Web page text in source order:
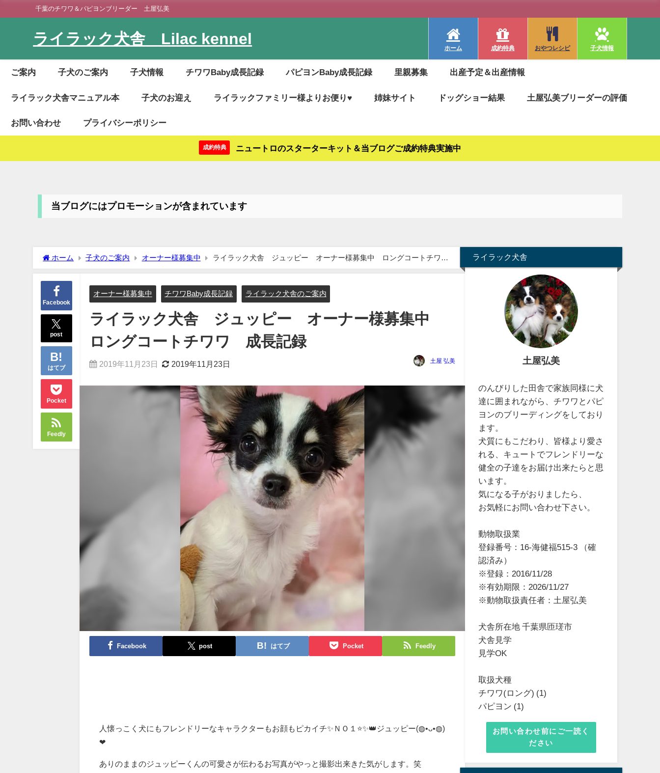
千葉のチワワ＆パピヨンブリーダー 土屋弘美
ライラック犬舎 Lilac kennel
ホーム 成約特典 おやつレシピ 子犬情報
ご案内 子犬のご案内 子犬情報 チワワBaby成長記録 パピヨンBaby成長記録 里親募集 出産予定＆出産情報
ライラック犬舎マニュアル本 子犬のお迎え ライラックファミリー様よりお便り♥ 姉妹サイト ドッグショー結果 土屋弘美ブリーダーの評価
お問い合わせ プライバシーポリシー
成約特典 ニュートロのスターターキット＆当ブログご成約特典実施中
当ブログにはプロモーションが含まれています
ホーム 子犬のご案内 オーナー様募集中
ライラック犬舎 ジュッピー オーナー様募集中 ロングコートチワ
ワ 成長記録
Facebook
post
はてブ
Pocket
Feedly
オーナー様募集中 チワワBaby成長記録 ライラック犬舎のご案内
ライラック犬舎 ジュッピー オーナー様募集中
ロングコートチワワ 成長記録
2019年11月23日 2019年11月23日 土屋 弘美
Facebook post はてブ Pocket Feedly
人懐っこく犬にもフレンドリーなキャラクターもお顔もピカイチ✨ＮＯ１⭐✨👑ジュッピー(◍•ᴗ•◍)
❤
ありのままのジュッピーくんの可愛さが伝わるお写真がやっと撮影出来きた気がします。笑
ライラック犬舎
土屋弘美
のんびりした田舎で家族同様に犬
達に囲まれながら、チワワとパピ
ヨンのブリーディングをしており
ます。
犬質にもこだわり、皆様より愛さ
れる、キュートでフレンドリーな
健全の子達をお届け出来たらと思
います。
気になる子がおりましたら、
お気軽にお問い合わせ下さい。
動物取扱業
登録番号：16-海健福515-3 （確
認済み）
※登録：2016/11/28
※有効期限：2026/11/27
※動物取扱責任者：土屋弘美
犬舎所在地 千葉県匝瑳市
犬舎見学
見学OK
取扱犬種
チワワ(ロング) (1)
パピヨン (1)
お問い合わせ前にご一読く
ださい